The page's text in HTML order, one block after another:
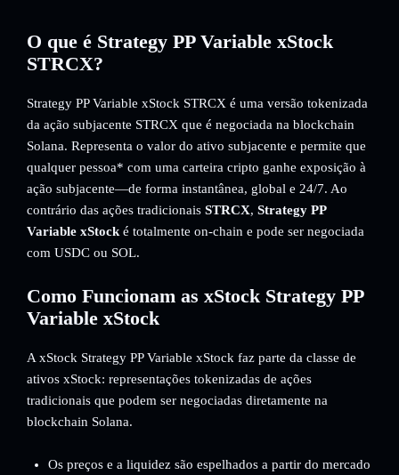
O que é Strategy PP Variable xStock
STRCX?
Strategy PP Variable xStock STRCX é uma versão tokenizada
da ação subjacente STRCX que é negociada na blockchain
Solana. Representa o valor do ativo subjacente e permite que
qualquer pessoa* com uma carteira cripto ganhe exposição à
ação subjacente—de forma instantânea, global e 24/7. Ao
contrário das ações tradicionais STRCX, Strategy PP
Variable xStock é totalmente on-chain e pode ser negociada
com USDC ou SOL.
Como Funcionam as xStock Strategy PP
Variable xStock
A xStock Strategy PP Variable xStock faz parte da classe de
ativos xStock: representações tokenizadas de ações
tradicionais que podem ser negociadas diretamente na
blockchain Solana.
Os preços e a liquidez são espelhados a partir do mercado